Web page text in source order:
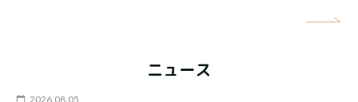
ニュース
2026.08.05